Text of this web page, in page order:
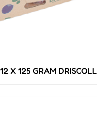
X 125 GRAM DRISCOLL